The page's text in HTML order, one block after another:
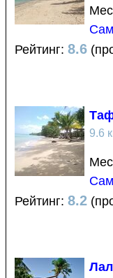
Рейтинг: 8.6
9.6
Рейтинг: 8.2